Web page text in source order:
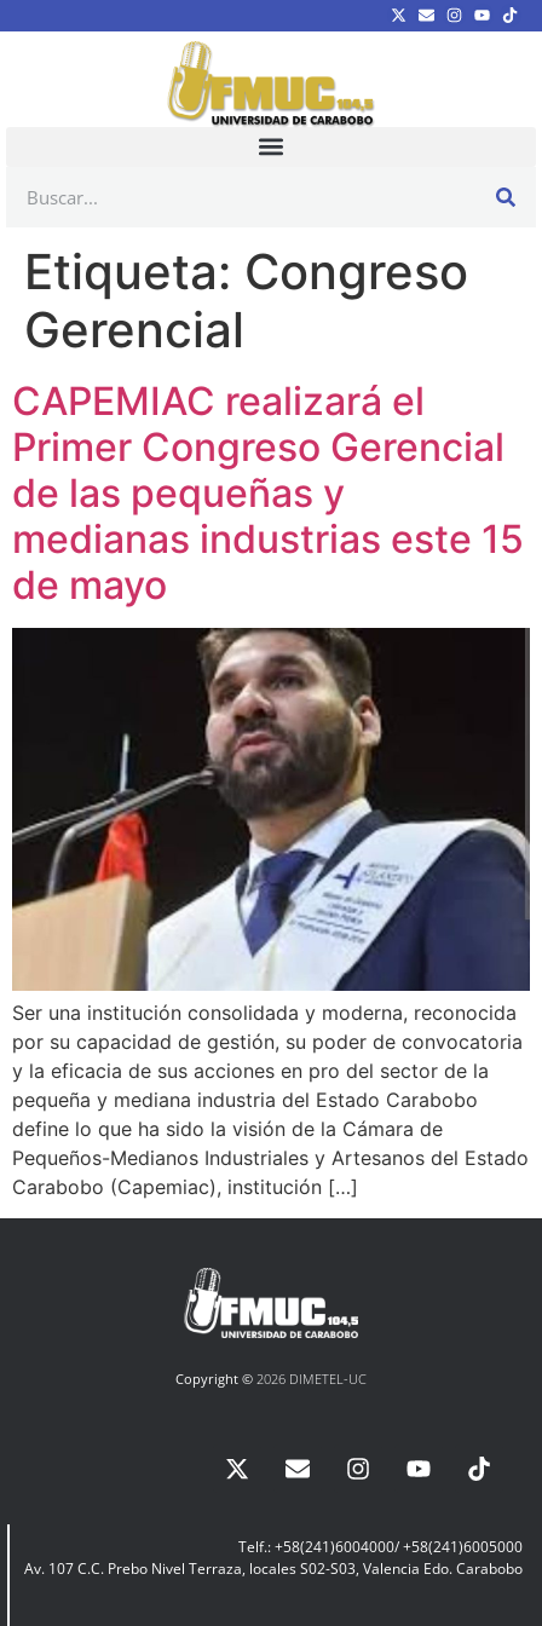
Etiqueta: Congreso
Gerencial
CAPEMIAC realizará el
Primer Congreso Gerencial
de las pequeñas y
medianas industrias este 15
de mayo
Ser una institución consolidada y moderna, reconocida
por su capacidad de gestión, su poder de convocatoria
y la eficacia de sus acciones en pro del sector de la
pequeña y mediana industria del Estado Carabobo
define lo que ha sido la visión de la Cámara de
Pequeños-Medianos Industriales y Artesanos del Estado
Carabobo (Capemiac), institución […]
Copyright © 2026 DIMETEL-UC
Telf.: +58(241)6004000/ +58(241)6005000
Av. 107 C.C. Prebo Nivel Terraza, locales S02-S03, Valencia Edo. Carabobo